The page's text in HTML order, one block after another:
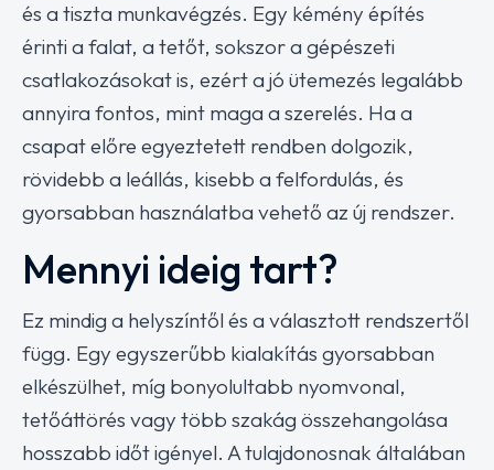
és a tiszta munkavégzés. Egy kémény építés
érinti a falat, a tetőt, sokszor a gépészeti
csatlakozásokat is, ezért a jó ütemezés legalább
annyira fontos, mint maga a szerelés. Ha a
csapat előre egyeztetett rendben dolgozik,
rövidebb a leállás, kisebb a felfordulás, és
gyorsabban használatba vehető az új rendszer.
Mennyi ideig tart?
Ez mindig a helyszíntől és a választott rendszertől
függ. Egy egyszerűbb kialakítás gyorsabban
elkészülhet, míg bonyolultabb nyomvonal,
tetőáttörés vagy több szakág összehangolása
hosszabb időt igényel. A tulajdonosnak általában